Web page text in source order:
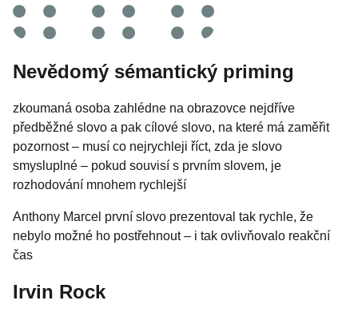
Nevědomý sémantický priming
zkoumaná osoba zahlédne na obrazovce nejdříve
předběžné slovo a pak cílové slovo, na které má zaměřit
pozornost – musí co nejrychleji říct, zda je slovo
smysluplné – pokud souvisí s prvním slovem, je
rozhodování mnohem rychlejší
Anthony Marcel první slovo prezentoval tak rychle, že
nebylo možné ho postřehnout – i tak ovlivňovalo reakční
čas
Irvin Rock